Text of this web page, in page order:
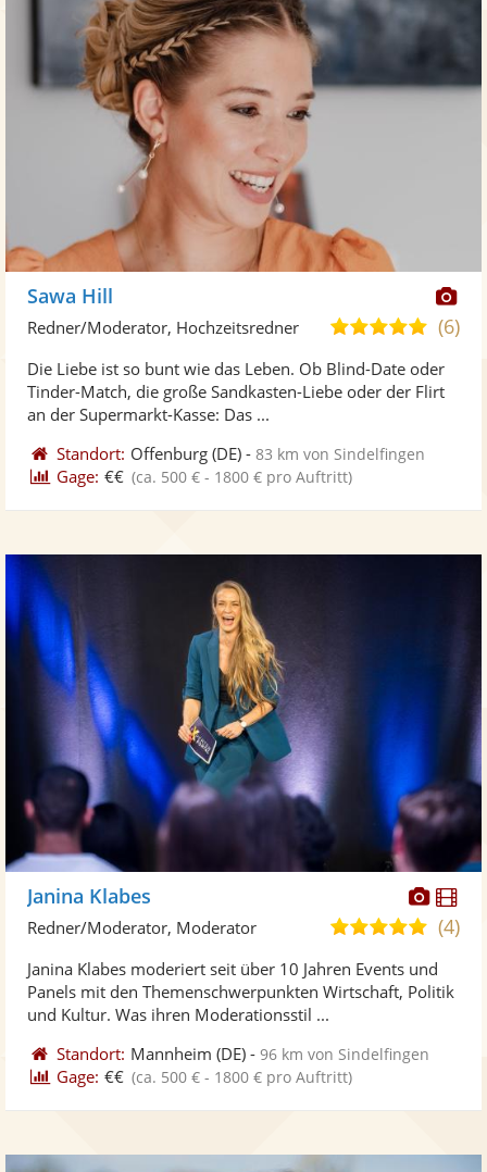
Sawa Hill
5,0
5
(6)
Redner/Moderator, Hochzeitsredner
Die Liebe ist so bunt wie das Leben. Ob Blind-Date oder
Tinder-Match, die große Sandkasten-Liebe oder der Flirt
an der Supermarkt-Kasse: Das ...
Standort: Offenburg (DE) -83 km von Sindelfingen
Gage: €€ (ca. 500 € - 1800 € pro Auftritt)
Fotos
Janina Klabes
5,0
5
(4)
Redner/Moderator, Moderator
Janina Klabes moderiert seit über 10 Jahren Events und
Panels mit den Themenschwerpunkten Wirtschaft, Politik
und Kultur. Was ihren Moderationsstil ...
Standort: Mannheim (DE) -96 km von Sindelfingen
Gage: €€ (ca. 500 € - 1800 € pro Auftritt)